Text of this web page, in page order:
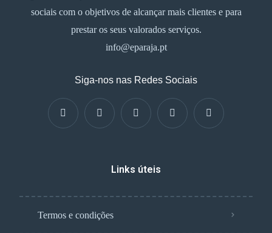
sociais com o objetivos de alcançar mais clientes e para
prestar os seus valorados serviços.
info@eparaja.pt
Siga-nos nas Redes Sociais
Links úteis
Termos e condições